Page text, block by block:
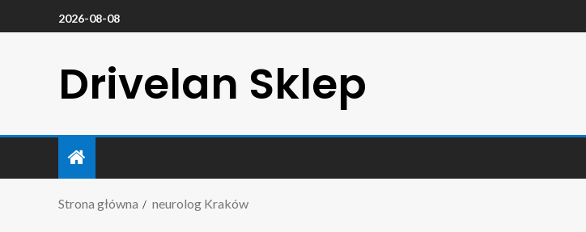
2026-08-08
Drivelan Sklep
Strona główna neurolog Kraków